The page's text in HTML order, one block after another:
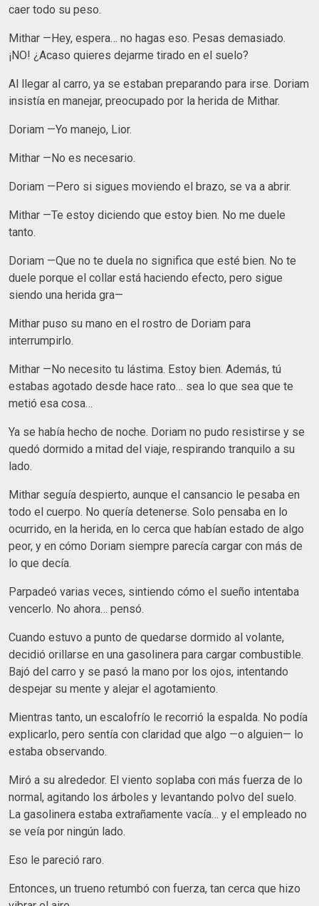
caer todo su peso.
Mithar —Hey, espera… no hagas eso. Pesas demasiado.
¡NO! ¿Acaso quieres dejarme tirado en el suelo?
Al llegar al carro, ya se estaban preparando para irse. Doriam
insistía en manejar, preocupado por la herida de Mithar.
Doriam —Yo manejo, Lior.
Mithar —No es necesario.
Doriam —Pero si sigues moviendo el brazo, se va a abrir.
Mithar —Te estoy diciendo que estoy bien. No me duele
tanto.
Doriam —Que no te duela no significa que esté bien. No te
duele porque el collar está haciendo efecto, pero sigue
siendo una herida gra—
Mithar puso su mano en el rostro de Doriam para
interrumpirlo.
Mithar —No necesito tu lástima. Estoy bien. Además, tú
estabas agotado desde hace rato… sea lo que sea que te
metió esa cosa…
Ya se había hecho de noche. Doriam no pudo resistirse y se
quedó dormido a mitad del viaje, respirando tranquilo a su
lado.
Mithar seguía despierto, aunque el cansancio le pesaba en
todo el cuerpo. No quería detenerse. Solo pensaba en lo
ocurrido, en la herida, en lo cerca que habían estado de algo
peor, y en cómo Doriam siempre parecía cargar con más de
lo que decía.
Parpadeó varias veces, sintiendo cómo el sueño intentaba
vencerlo. No ahora… pensó.
Cuando estuvo a punto de quedarse dormido al volante,
decidió orillarse en una gasolinera para cargar combustible.
Bajó del carro y se pasó la mano por los ojos, intentando
despejar su mente y alejar el agotamiento.
Mientras tanto, un escalofrío le recorrió la espalda. No podía
explicarlo, pero sentía con claridad que algo —o alguien— lo
estaba observando.
Miró a su alrededor. El viento soplaba con más fuerza de lo
normal, agitando los árboles y levantando polvo del suelo.
La gasolinera estaba extrañamente vacía… y el empleado no
se veía por ningún lado.
Eso le pareció raro.
Entonces, un trueno retumbó con fuerza, tan cerca que hizo